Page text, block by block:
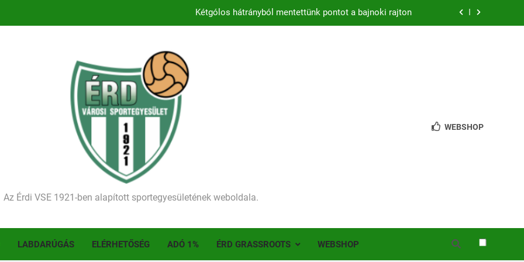
Kétgólos hátrányból mentettünk pontot a bajnoki rajton
Történelmet írt az I. Érdi Football Fesztivál – több mint 200 játékos lépett pályára Érden
Ellenfelünk visszalépése miatt játék nélkül jutottunk tovább a MOL Magyar Kupában
Kezdődik a 2026–2027-es szezon – hazai pályán rajtol az Érdi VSE!
Történelmet írt az I. Érdi Football Fesztivál – több mint 200 játékos lépett pályára Érden
Az Érdi VSE 1921-ben alapított sportegyesületének weboldala.
WEBSHOP
LABDARÚGÁS ELÉRHETŐSÉG ADÓ 1% ÉRD GRASSROOTS WEBSHOP